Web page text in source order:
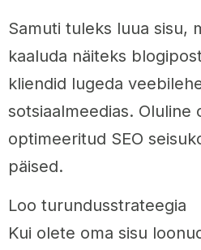
Samuti tuleks luua sisu,
kaaluda näiteks
kliendid lugeda
sotsiaalmeedias. Oluline
optimeeritud SEO
päised.
Loo turundusstrateegia
Kui olete oma sisu